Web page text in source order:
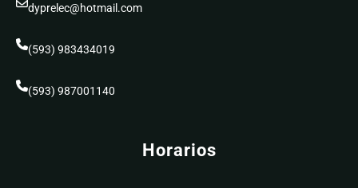
dyprelec@hotmail.com
(593) 983434019
(593) 987001140
Horarios